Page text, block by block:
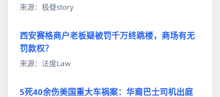
来源：极昼story
西安赛格商户老板疑被罚千万终跳楼，商场有无
罚款权？
来源：法度Law
5死40余伤美国重大车祸案：华裔巴士司机出庭